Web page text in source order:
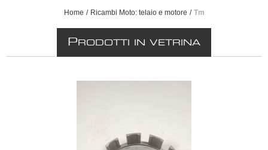
Home / Ricambi Moto: telaio e motore / Tm
PRODOTTI IN VETRINA